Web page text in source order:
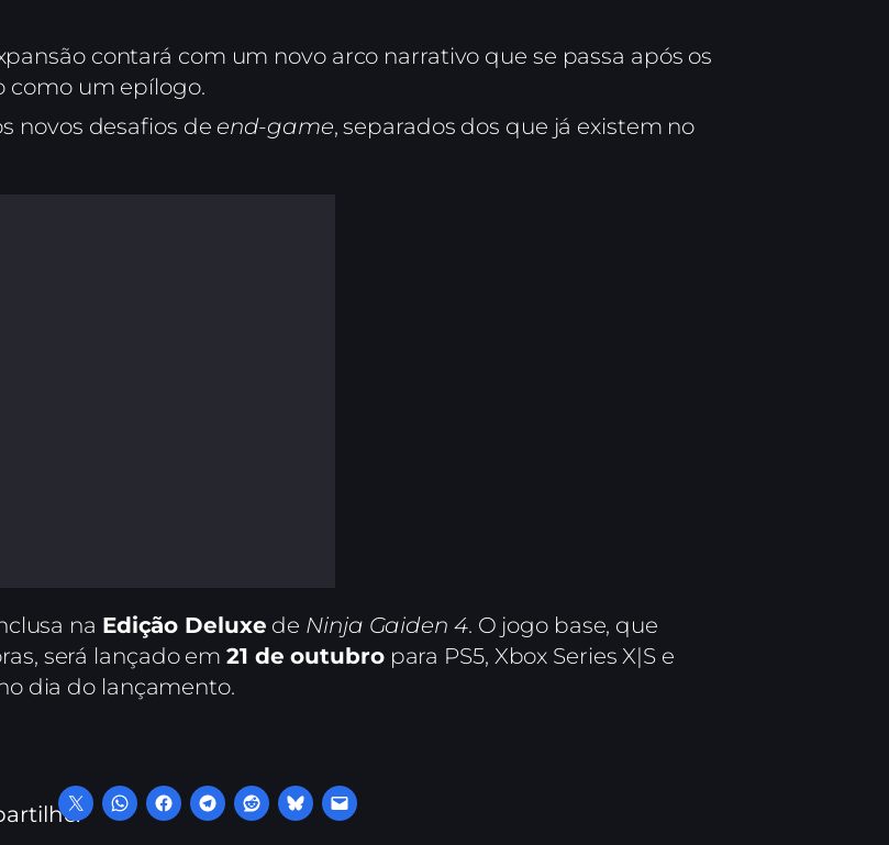
contará com um novo arco narrativo que se passa após os
como um epílogo.
novos desafios de end-game, separados dos que já existem no
na Edição Deluxe de Ninja Gaiden 4. O jogo base, que
será lançado em21 de outubropara PS5, Xbox Series X|S e
dia do lançamento.